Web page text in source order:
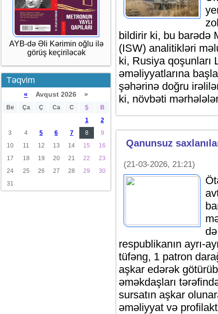
AYB-də Əli Kərimin oğlu ilə
görüş keçiriləcək
Təqvim
« Avqust 2026 »
Be Ça Ç Ca C Ş
B
1
2
3
4 5 6 7 8
9
10
11 12 13 14 15
16
17
18 19 20 21 22
23
24
25 26 27 28 29
30
31
bildirir ki, bu barədə
(ISW) analitikləri
ki, Rusiya qoşunları
əməliyyatlarına
şəhərinə doğru
ki, növbəti
Qanunsuz
(21-03-2026, 21:21)
respublikanın ayrı-
tüfəng, 1 patron
aşkar edərək
əməkdaşları
sursatın aşkar
əməliyyat və